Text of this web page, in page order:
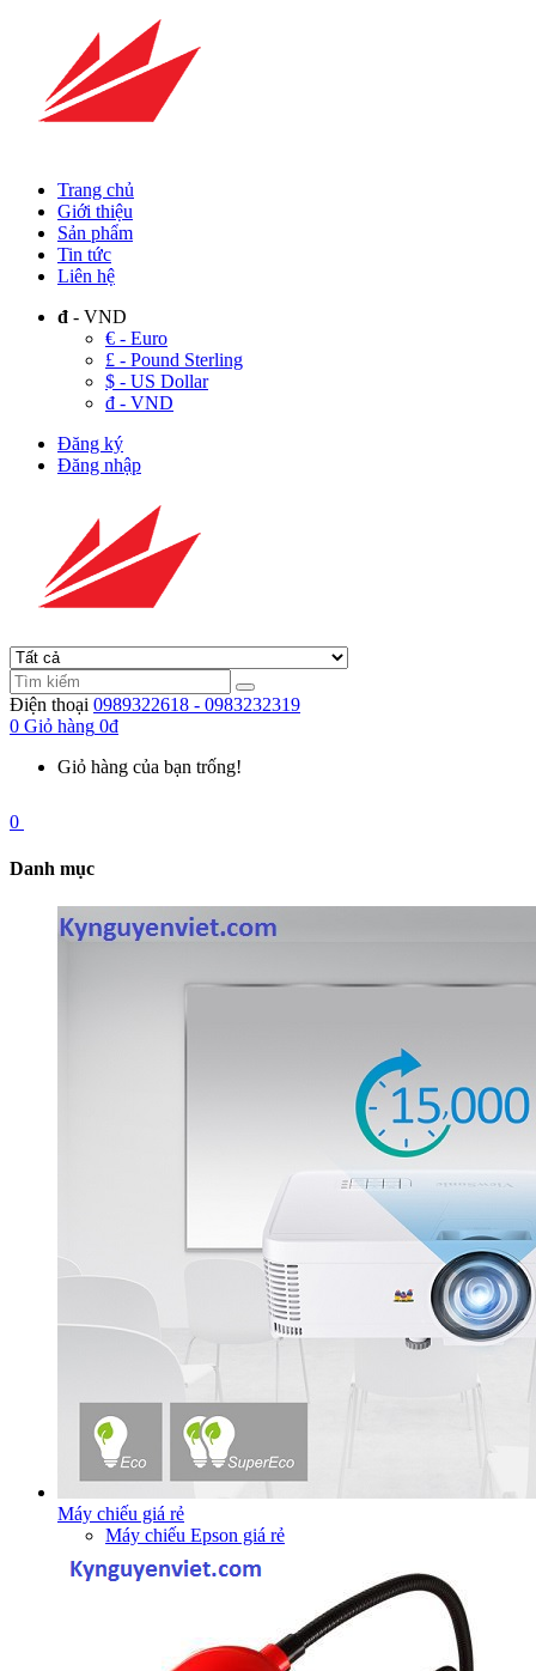
Trang chủ
Giới thiệu
Sản phẩm
Tin tức
Liên hệ
đ - VND
€ - Euro
£ - Pound Sterling
$ - US Dollar
đ - VND
Đăng ký
Đăng nhập
Điện thoại 0989322618 - 0983232319
0 Giỏ hàng 0đ
Giỏ hàng của bạn trống!
0
Danh mục
Máy chiếu giá rẻ
Máy chiếu Epson giá rẻ